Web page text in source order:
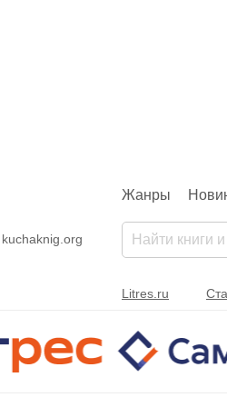
Жанры
Litres.ru